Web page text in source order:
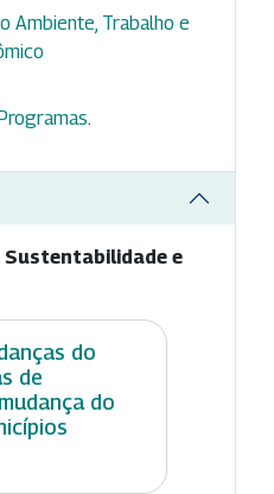
Ambiente, Trabalho e
Sustentabilidade e
do
de
do